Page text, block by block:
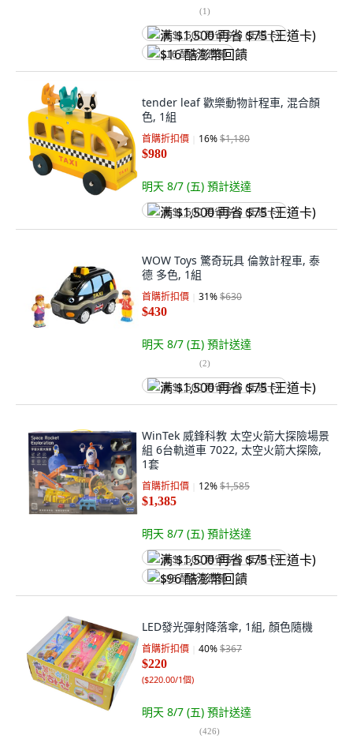
(1)
满 $1,500 再省 $75 (王道卡)
$16 酷澎幣回饋
tender leaf 歡樂動物計程車, 混合顏
色, 1組
首購折扣價 16%$1,180
$980
明天 8/7 (五) 預計送達
满 $1,500 再省 $75 (王道卡)
WOW Toys 驚奇玩具 倫敦計程車, 泰
德 多色, 1組
首購折扣價 31%$630
$430
明天 8/7 (五) 預計送達
(2)
满 $1,500 再省 $75 (王道卡)
WinTek 威鋒科教 太空火箭大探險場景
組 6台軌道車 7022, 太空火箭大探險,
1套
首購折扣價 12%$1,585
$1,385
明天 8/7 (五) 預計送達
满 $1,500 再省 $75 (王道卡)
$96 酷澎幣回饋
LED發光彈射降落傘, 1組, 顏色隨機
首購折扣價 40%$367
$220
($220.00/1個)
明天 8/7 (五) 預計送達
(426)